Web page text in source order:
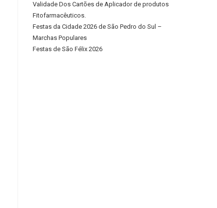
Validade Dos Cartões de Aplicador de produtos
Fitofarmacêuticos.
Festas da Cidade 2026 de São Pedro do Sul –
Marchas Populares
Festas de São Félix 2026